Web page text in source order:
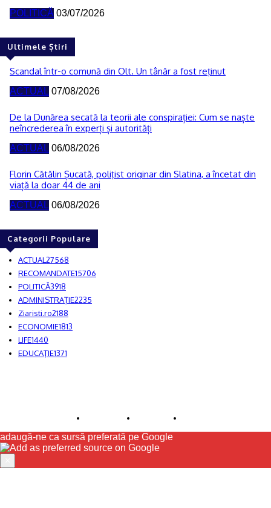
POLITICĂ 03/07/2026
Ultimele Știri
Scandal într-o comună din Olt. Un tânăr a fost reţinut
ACTUAL 07/08/2026
De la Dunărea secată la teorii ale conspirației: Cum se naște
neîncrederea în experți și autorități
ACTUAL 06/08/2026
Florin Cătălin Șucată, poliţist originar din Slatina, a încetat din
viață la doar 44 de ani
ACTUAL 06/08/2026
Categorii Populare
ACTUAL27568
RECOMANDATE15706
POLITICĂ3918
ADMINISTRAŢIE2235
Ziaristi.ro2188
ECONOMIE1813
LIFE1440
EDUCAŢIE1371
adaugă-ne ca sursă preferată pe Google